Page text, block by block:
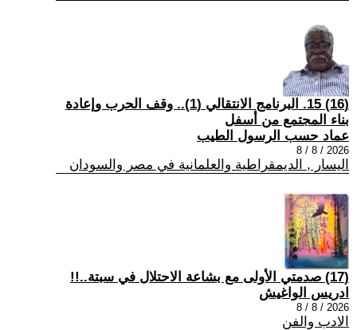
(16) 15. البرنامج الانتقالي (1).. وقف الحرب وإعادة
بناء المجتمع من أسفل
عماد حسب الرسول الطيب
2026 / 8 / 8
اليسار , الديمقراطية والعلمانية في مصر والسودان
(17) صدمتي الأولى مع بشاعة الاحتلال في سبتة..!!
ادريس الواغيش
2026 / 8 / 8
الادب والفن